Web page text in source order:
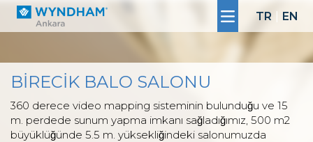
TR EN
BİRECİK BALO SALONU
360 derece video mapping sisteminin bulunduğu ve 15
m. perdede sunum yapma imkanı sağladığımız, 500 m2
büyüklüğünde 5.5 m. yüksekliğindeki salonumuzda